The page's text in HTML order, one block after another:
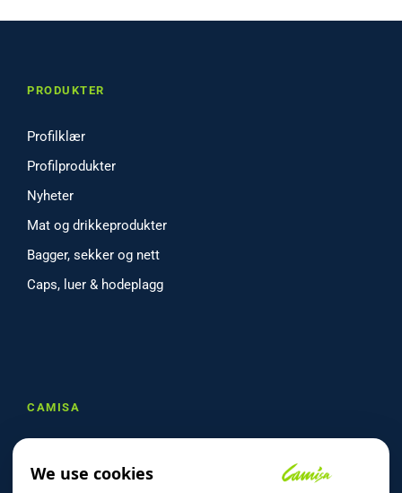
PRODUKTER
Profilklær
Profilprodukter
Nyheter
Mat og drikkeprodukter
Bagger, sekker og nett
Caps, luer & hodeplagg
CAMISA
Referanser
We use cookies